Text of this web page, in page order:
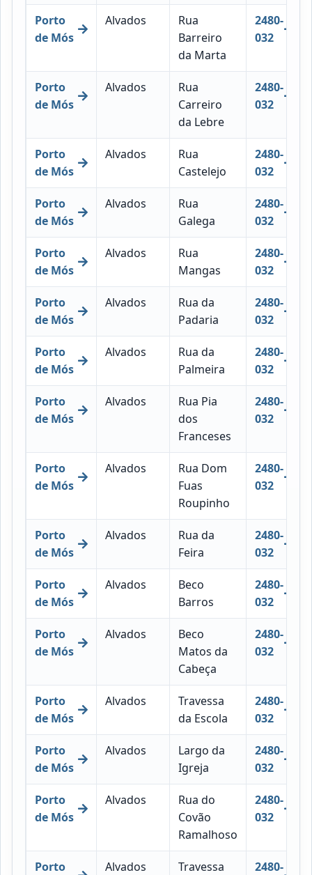
Porto
de Mós
Alvados
Rua
Barreiro
da Marta
2480-
032
Porto
de Mós
Alvados
Rua
Carreiro
da Lebre
2480-
032
Porto
de Mós
Alvados
Rua
Castelejo
2480-
032
Porto
de Mós
Alvados
Rua
Galega
2480-
032
Porto
de Mós
Alvados
Rua
Mangas
2480-
032
Porto
de Mós
Alvados
Rua da
Padaria
2480-
032
Porto
de Mós
Alvados
Rua da
Palmeira
2480-
032
Porto
de Mós
Alvados
Rua Pia
dos
Franceses
2480-
032
Porto
de Mós
Alvados
Rua Dom
Fuas
Roupinho
2480-
032
Porto
de Mós
Alvados
Rua da
Feira
2480-
032
Porto
de Mós
Alvados
Beco
Barros
2480-
032
Porto
de Mós
Alvados
Beco
Matos da
Cabeça
2480-
032
Porto
de Mós
Alvados
Travessa
da Escola
2480-
032
Porto
de Mós
Alvados
Largo da
Igreja
2480-
032
Porto
de Mós
Alvados
Rua do
Covão
Ramalhoso
2480-
032
Porto
Alvados
Travessa
2480-